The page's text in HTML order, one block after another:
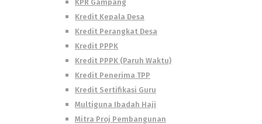
KPR Gampang
Kredit Kepala Desa
Kredit Perangkat Desa
Kredit PPPK
Kredit PPPK (Paruh Waktu)
Kredit Penerima TPP
Kredit Sertifikasi Guru
Multiguna Ibadah Haji
Mitra Proj Pembangunan